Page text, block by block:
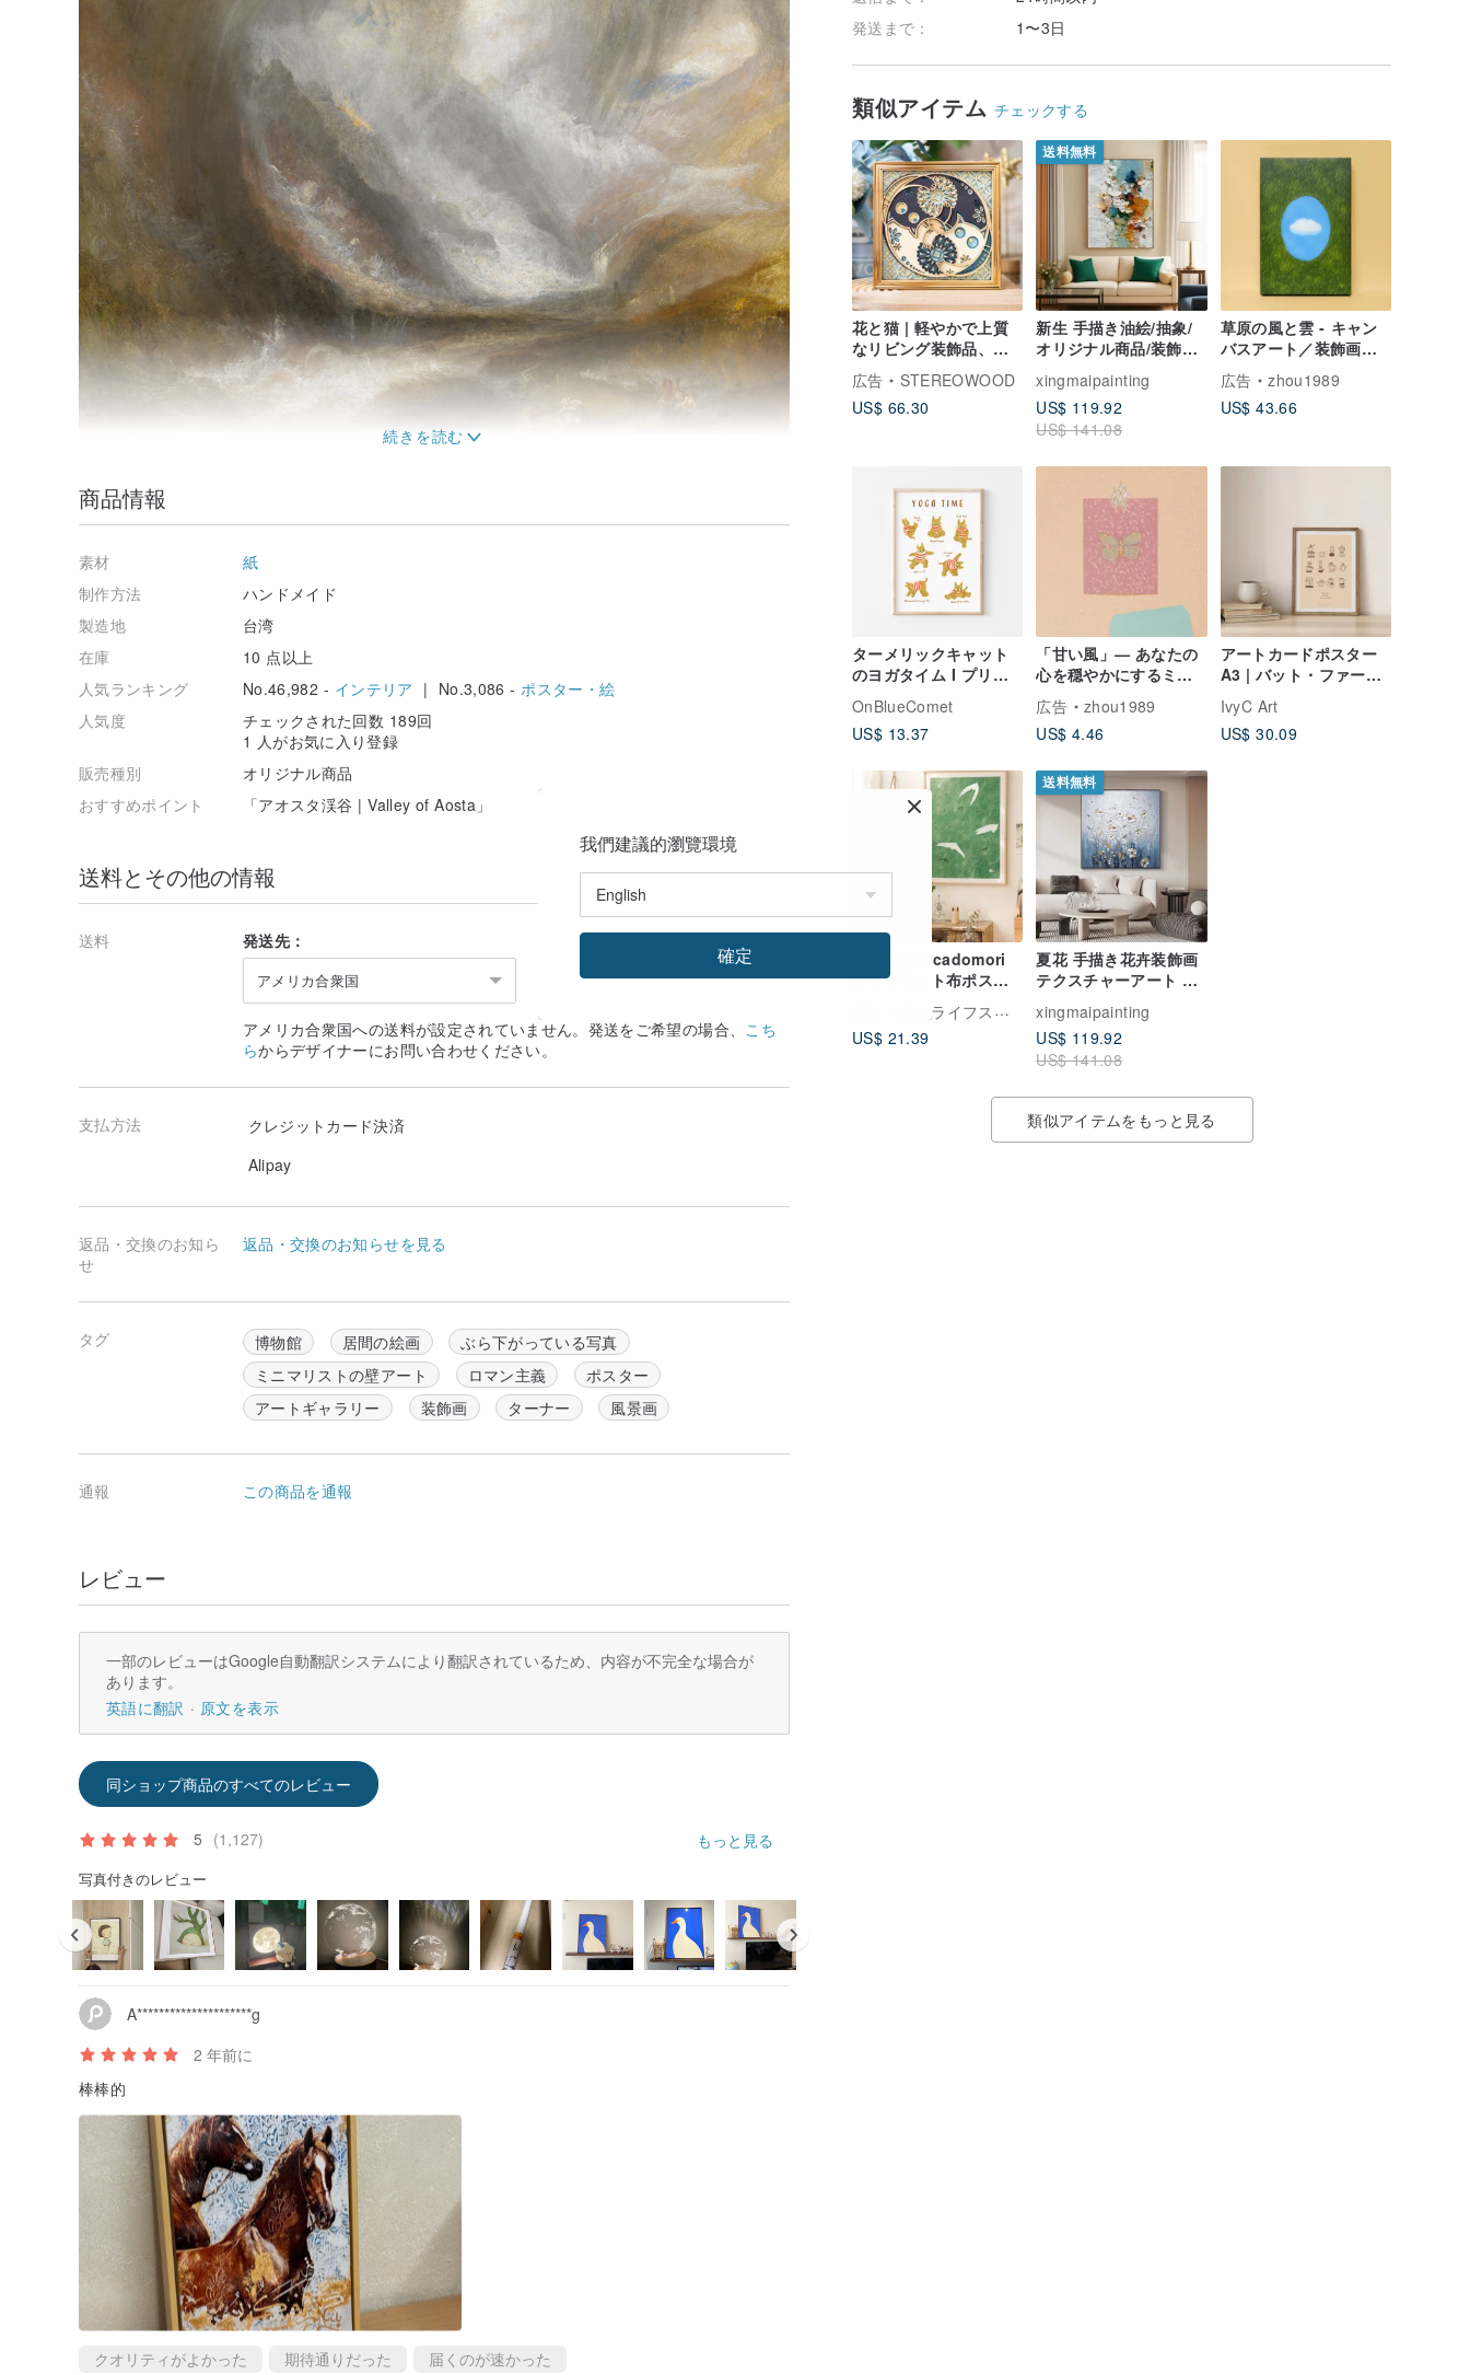
発送まで：
1〜3日
類似アイテム チェックする
花と猫 | 軽やかで上質
なリビング装飾品、新
築祝いや開店祝いのギ
フトに
広告
STEREOWOOD
US$ 66.30
送料無料
新生 手描き油絵/抽象/
オリジナル商品/装飾画/
ン/リビング/廊下/玄関
アート
xingmaipainting
US$ 119.92
US$ 141.08
草原の風と雲 - キャン
バスアート／装飾画／
ヒーリングアート／絵
画／植物／草／雲／空
／森
広告
zhou1989
US$ 43.66
ターメリックキャット
のヨガタイム I プリン
ト装飾アートワーク
OnBlueComet
US$ 13.37
「甘い風」— あなたの
心を穏やかにするミニ
カード
広告
zhou1989
US$ 4.46
アートカードポスター
A3 | バット・ファース
ト・コーヒー エッセン
シャルズポスターコレ
クション
IvyC Art
US$ 30.09
森酪梨 avocadomori
厚手イラスト布ポスタ
物 手作り体験割引
錦物ライフスタイル協同社
US$ 21.39
送料無料
夏花 手描き花卉装飾画
テクスチャーアート 抽
ングルーム用 モダン田
園風 癒しのアート
xingmaipainting
US$ 119.92
US$ 141.08
類似アイテムをもっと見る
ジョゼフ・マロード・ウィリアム・ターナー（Joseph Mallord William Turner、1775-1851）—
1666 年、科学者ニュートンは太陽光がプリズムを通過すると多色の光に分解されることを発見
し、芸術家たちは初めて白色光が様々な色の光で構成されていることを知りました。1801 年、イ
ギリスの学者トマス・ヤングは初めて人間の目の色彩感覚について研究しました。彼は、可視スペ
合わせることで、ほぼあらゆる色を生み出すことができると指摘しました。
ターナーは自身の風景画に多くの個人的な解釈を加え、光、空気、水を描写することが彼の得意分
---------
経済的支援を得ることができました。デビッド・パイパーは著書『図説美術史』の中で、彼の後期
の作品を「奇妙な謎」と称しています。批評家ジョン・ラスキンは彼を「大自然の脈動を、息をの
むほど真実に捉えることができる」と評しました。
ターナーは自然現象や自然災害を描くことを好みました。火災、難破船、日光、嵐、豪雨、霧、彼
は海の力に魅了され、人物を描くこともありましたが、それは人々が征服できない大自然の崇高さ
と荒々しさ、神の力の証しを際立たせるためでした。そのため、彼は後期には水面上の光、空、炎
の描写に重点を置き、具体的な描写を次第に放棄し、印象派の理論への道を開きました。
用し、光や大気の束の間の効果を描写しました。嵐の中の船のマストに自分を縛り付けて、嵐の光
晩年、彼は油絵をより透明に、薄い色で純粋な光の効果を表現するようになりました。『雨、蒸
気、速度—グレート・ウェスタン鉄道』の絵では、ほとんど物体の輪郭を識別することが難しく、
緊張感のある色調と瞬間の光と影が、ターナーを英国の画家の第一線に押し上げただけでなく、後
のフランスの印象派画家たち、特にモネに大きな影響を与え、モネは彼の技法を非常に詳細に研究
したとされています。1816 年（夏のない年）には夕日が特にきらめき、彼のいくつかの作品もこ
のような夕日にインスピレーションを得ています。
========================
アルミフレームは全 7 色からお選びいただけます:
▸ ブラック — シャープでモダン、最も合わせやすい定番
▸ シルバー — 軽やかな質感、北欧のミニマリストスタイルに
▸ マットゴールド — 控えめな高級感、空間の品格を高めます
▸ 無垢材 — 自然な温かみ、ジャパンディ・和風スタイルに
▸ メープル — 淡い木目、爽やかで明るい印象に
▸ ブラックウォルナット — 深い木目、落ち着いた個性的な雰囲気
▸ チーク — 暖かみのあるブラウン、居心地の良い空間を演出
📝 ご購入の際は、ご注文備考欄に「フレームの色」をご記入ください。
📦 発送時期
・作品を個別に購入する（フレームなし）: 2-3 営業日以内に発送
商品情報
素材
紙
制作方法
ハンドメイド
製造地
台湾
在庫
10 点以上
人気ランキング
No.46,982 - インテリア | No.3,086 - ポスター・絵
人気度
チェックされた回数 189回
1 人がお気に入り登録
販売種別
オリジナル商品
おすすめポイント
「アオスタ渓谷 | Valley of Aosta」
送料とその他の情報
送料 発送先：
アメリカ合衆国
アメリカ合衆国への送料が設定されていません。発送をご希望の場合、 こち
らからデザイナーにお問い合わせください。
支払方法
クレジットカード決済
Alipay
返品・交換のお知ら
せ
返品・交換のお知らせを見る
タグ 博物館 居間の絵画
ぶら下がっている写真
ミニマリストの壁アート
ロマン主義
ポスター
アートギャラリー
装飾画 ターナー 風景画
通報 この商品を通報
レビュー
一部のレビューはGoogle自動翻訳システムにより翻訳されているため、内容が不完全な場合が
あります。
英語に翻訳
原文を表示
同ショップ商品のすべてのレビュー
5 (1,127) もっと見る
写真付きのレビュー
A*********************g
2 年前に
棒棒的
クオリティがよかった 期待通りだった 届くのが速かった
我們建議的瀏覽環境
確定